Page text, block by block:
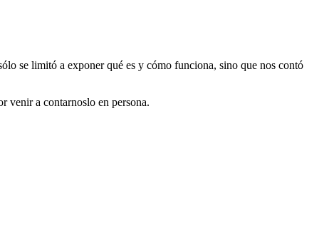
se limitó a exponer qué es y cómo funciona, sino que nos contó
venir a contarnoslo en persona.